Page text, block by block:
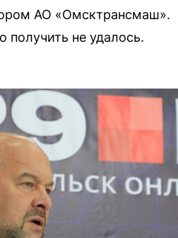
АО «Омсктрансмаш».
получить не удалось.